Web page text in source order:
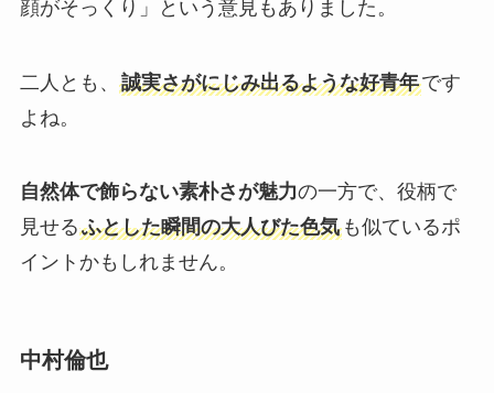
顔がそっくり」という意見もありました。
二人とも、 誠実さがにじみ出るような好青年です
よね。
自然体で飾らない素朴さが魅力の一方で、役柄で
見せるふとした瞬間の大人びた色気も似ているポ
イントかもしれません。
中村倫也